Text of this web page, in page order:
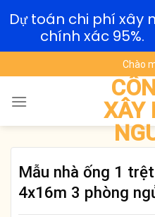
to
content
Chào
XÂY
Mẫu nhà ống 1
4x16m 3 phòng
Dự toán chi phí xây
chính xác 95%.